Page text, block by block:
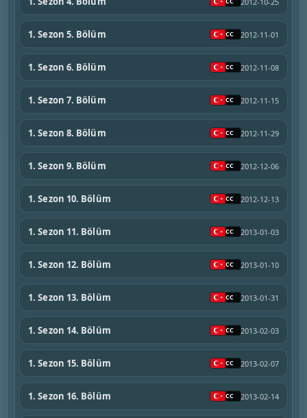
1. Sezon 5. Bölüm 2012-11-01
1. Sezon 6. Bölüm 2012-11-08
1. Sezon 7. Bölüm 2012-11-15
1. Sezon 8. Bölüm 2012-11-29
1. Sezon 9. Bölüm 2012-12-06
1. Sezon 10. Bölüm 2012-12-13
1. Sezon 11. Bölüm 2013-01-03
1. Sezon 12. Bölüm 2013-01-10
1. Sezon 13. Bölüm 2013-01-31
1. Sezon 14. Bölüm 2013-02-03
1. Sezon 15. Bölüm 2013-02-07
1. Sezon 16. Bölüm 2013-02-14